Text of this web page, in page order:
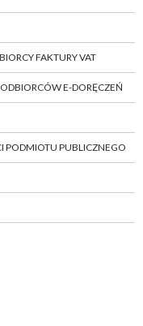
FAKTURY VAT
E-DORĘCZEŃ
PODMIOTU PUBLICZNEGO